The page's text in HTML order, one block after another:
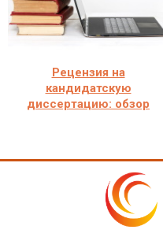
Рецензия на
кандидатскую
диссертацию: обзор